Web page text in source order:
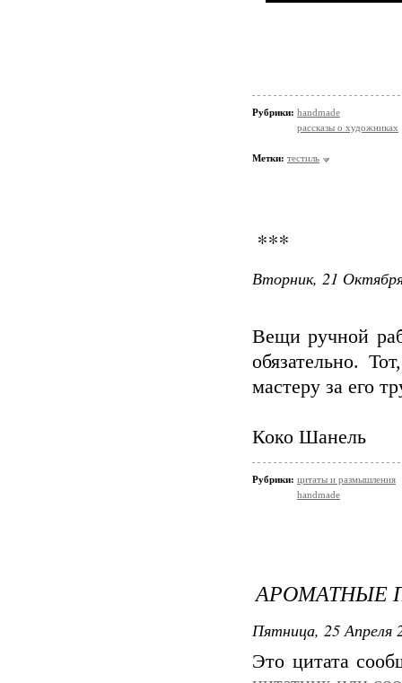
Рубрики: handmade
рассказы о художниках
Метки: тестиль
***
Вторник, 21
Вещи ручной
обязательно.
мастеру за его
Коко Шанель
Рубрики: цитаты и размышления
handmade
АРОМАТНЫЕ
Пятница, 25 Апреля
Это цитата